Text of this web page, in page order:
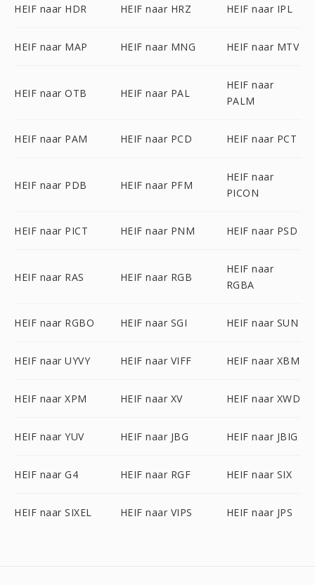
HEIF naar HDR HEIF naar HRZ HEIF naar IPL
HEIF naar MAP HEIF naar MNG HEIF naar MTV
HEIF naar OTB HEIF naar PAL
HEIF naar
PALM
HEIF naar PAM HEIF naar PCD HEIF naar PCT
HEIF naar PDB HEIF naar PFM
HEIF naar
PICON
HEIF naar PICT HEIF naar PNM HEIF naar PSD
HEIF naar RAS HEIF naar RGB
HEIF naar
RGBA
HEIF naar RGBO HEIF naar SGI HEIF naar SUN
HEIF naar UYVY HEIF naar VIFF HEIF naar XBM
HEIF naar XPM HEIF naar XV HEIF naar XWD
HEIF naar YUV HEIF naar JBG HEIF naar JBIG
HEIF naar G4 HEIF naar RGF HEIF naar SIX
HEIF naar SIXEL HEIF naar VIPS HEIF naar JPS